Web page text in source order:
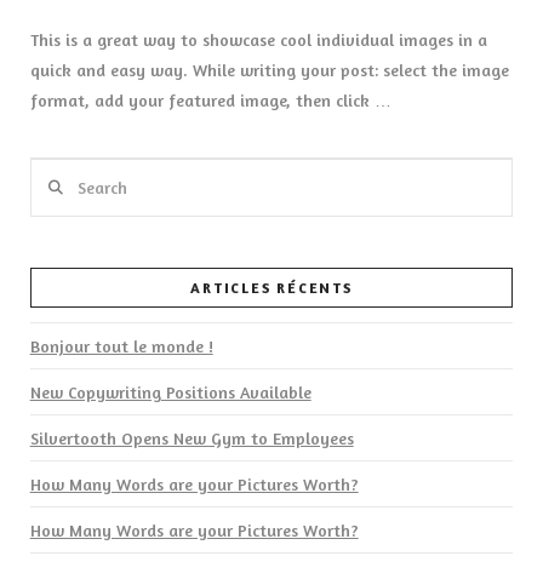
This is a great way to showcase cool individual images in a
quick and easy way. While writing your post: select the image
format, add your featured image, then click …
ARTICLES RÉCENTS
Bonjour tout le monde !
New Copywriting Positions Available
Silvertooth Opens New Gym to Employees
How Many Words are your Pictures Worth?
How Many Words are your Pictures Worth?